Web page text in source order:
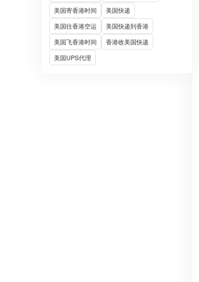
美国寄香港时间
美国快递
美国往香港空运
美国快递到香港
美国飞香港时间
香港收美国快递
美国UPS代理